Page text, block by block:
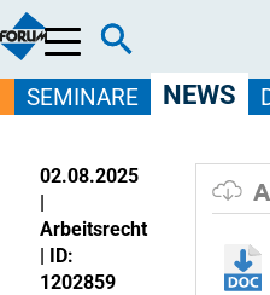
Menü
SEMINARE NEWS
02.08.2025
|
Arbeitsrecht
| ID:
1202859